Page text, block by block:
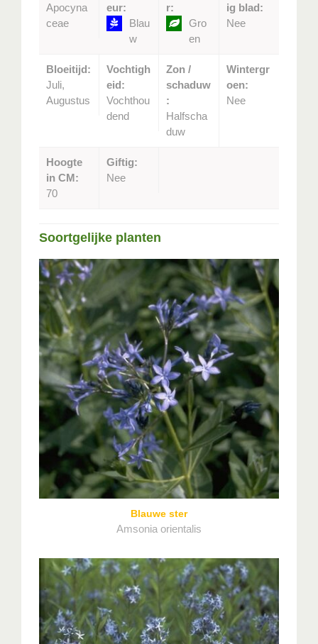
Apocyna
ceae
eur:
Blau
w
r:
Gro
en
ig blad:
Nee
Bloeitijd:
Juli,
Augustus
Vochtigh
eid:
Vochthou
dend
Zon /
schaduw
:
Halfscha
duw
Wintergr
oen:
Nee
Hoogte
in CM:
70
Giftig:
Nee
Soortgelijke planten
Blauwe ster
Amsonia orientalis